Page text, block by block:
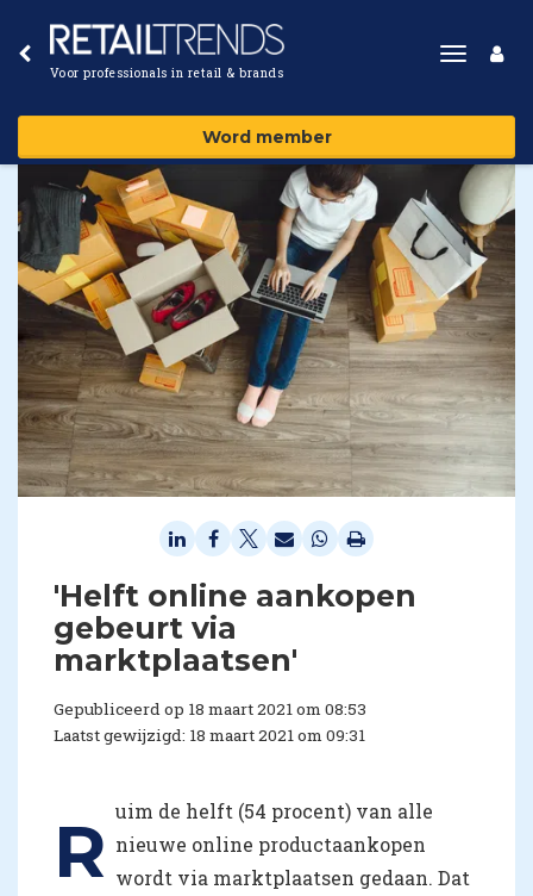
Voor professionals in retail & brands
Toggle
Word member
'Helft online aankopen
gebeurt via
marktplaatsen'
Gepubliceerd op 18 maart 2021 om 08:53
Laatst gewijzigd: 18 maart 2021 om 09:31
R uim de helft (54 procent) van alle
nieuwe online productaankopen
wordt via marktplaatsen gedaan. Dat